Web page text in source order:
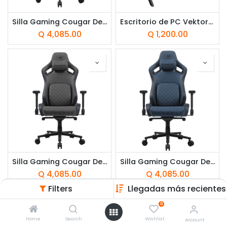
Filters Llegadas más recientes
Home Search
0
Wishlist Account
Silla Gaming Cougar Defensor S Verde Militar Negro
Q 4,085.00
Escritorio de PC VektorTech GD-SRG B02 Negro RGB
Q 1,200.00
Silla Gaming Cougar Defensor S Gris Azabache
Q 4,085.00
Silla Gaming Cougar Defensor S Azul Marino
Q 4,085.00